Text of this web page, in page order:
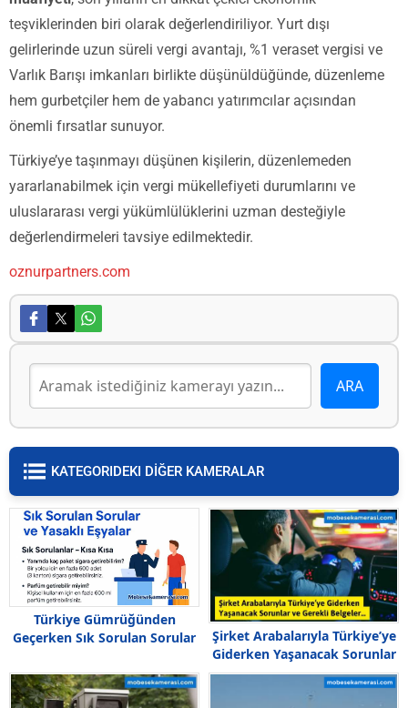
teşviklerinden biri olarak değerlendiriliyor. Yurt dışı
gelirlerinde uzun süreli vergi avantajı, %1 veraset vergisi ve
Varlık Barışı imkanları birlikte düşünüldüğünde, düzenleme
hem gurbetçiler hem de yabancı yatırımcılar açısından
önemli fırsatlar sunuyor.
Türkiye’ye taşınmayı düşünen kişilerin, düzenlemeden
yararlanabilmek için vergi mükellefiyeti durumlarını ve
uluslararası vergi yükümlülüklerini uzman desteğiyle
değerlendirmeleri tavsiye edilmektedir.
oznurpartners.com
KATEGORIDEKI DİĞER KAMERALAR
Türkiye Gümrüğünden
Geçerken Sık Sorulan Sorular
Şirket Arabalarıyla Türkiye’ye
Giderken Yaşanacak Sorunlar
ve Gerekli Belgeler